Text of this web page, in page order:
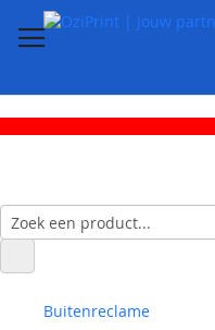
Buitenreclame